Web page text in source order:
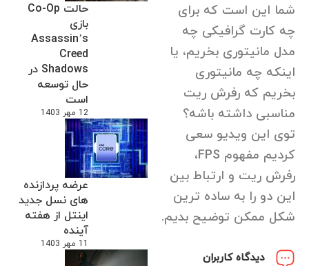
حالت Co-Op
بازی
Assassin’s
Creed
Shadows در
حال توسعه
است
12 مهر 1403
عرضه پردازنده
های نسل جدید
اینتل از هفته
آینده
11 مهر 1403
شما این است که برای
چه کارت گرافیکی چه
مدل مانیتوری بخریم، یا
اینکه چه مانیتوری
بخریم که رفرش ریت
مناسبی داشته باشه؟
توی این ویدیو سعی
کردیم مفهوم FPS،
رفرش ریت و ارتباط بین
این دو را به ساده ترین
شکل ممکن توضیح بدیم.
دیدگاه کاربران